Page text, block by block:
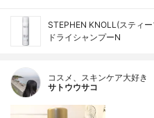
STEPHEN KNOLL(スティ
ドライシャンプーN
コスメ、スキンケア大好き
サトウウサコ